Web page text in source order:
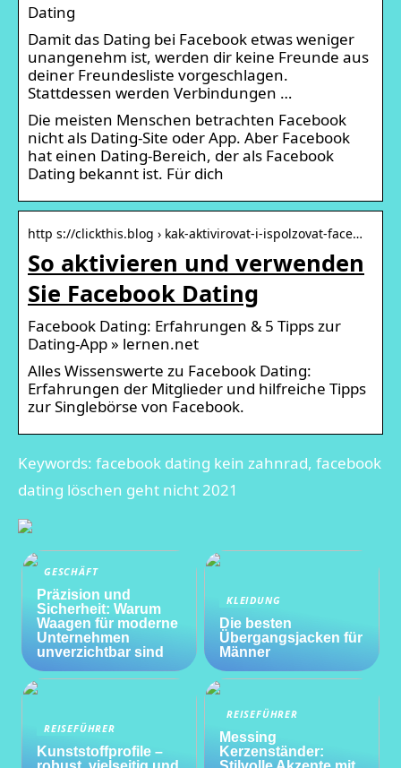
Dating
Damit das Dating bei Facebook etwas weniger
unangenehm ist, werden dir keine Freunde aus
deiner Freundesliste vorgeschlagen.
Stattdessen werden Verbindungen …
Die meisten Menschen betrachten Facebook
nicht als Dating-Site oder App. Aber Facebook
hat einen Dating-Bereich, der als Facebook
Dating bekannt ist. Für dich
http s://clickthis.blog › kak-aktivirovat-i-ispolzovat-face…
So aktivieren und verwenden
Sie Facebook Dating
Facebook Dating: Erfahrungen & 5 Tipps zur
Dating-App » lernen.net
Alles Wissenswerte zu Facebook Dating:
Erfahrungen der Mitglieder und hilfreiche Tipps
zur Singlebörse von Facebook.
Keywords: facebook dating kein zahnrad, facebook
dating löschen geht nicht 2021
GESCHÄFT
Präzision und
Sicherheit: Warum
Waagen für moderne
Unternehmen
unverzichtbar sind
KLEIDUNG
Die besten
Übergangsjacken für
Männer
REISEFÜHRER
Kunststoffprofile –
REISEFÜHRER
Messing
Kerzenständer: